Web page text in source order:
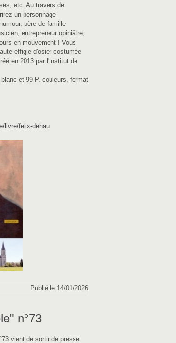
etc. Au travers de
un personnage
père de famille
entrepreneur opiniâtre,
en mouvement ! Vous
effigie d'osier costumée
en 2013 par l'Institut de
et 99 P. couleurs, format
livre/felix-dehau
Publié le 14/01/2026
n°73
vient de sortir de presse.